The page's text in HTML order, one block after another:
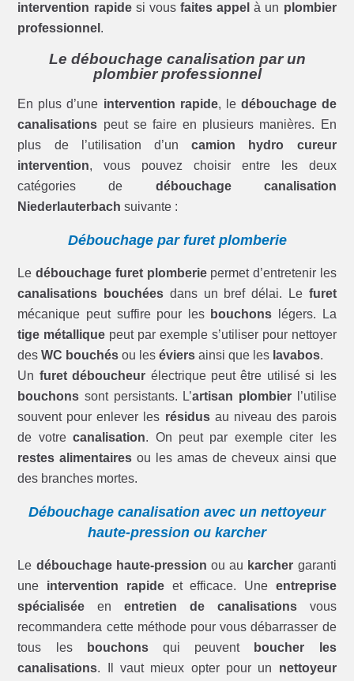
intervention rapidesi vousfaites appel à un plombier
professionnel .
Le débouchage canalisation par un
plombier professionnel
En plus d’une intervention rapide, le débouchage de
canalisations peut se faire en plusieurs manières. En
plus de l’utilisation d’uncamion hydro cureur
intervention, vous pouvez choisir entre les deux
catégories de débouchage canalisation
Niederlauterbach suivante :
Débouchage par furet plomberie
Ledébouchage furet plomberiepermet d’entretenir les
canalisations bouchées dans un bref délai. Le furet
mécanique peut suffire pour les bouchons légers. La
tige métallique peut par exemple s’utiliser pour nettoyer
desWC bouchés ou leséviers ainsi que les lavabos.
Un furet déboucheur électrique peut être utilisé si les
bouchons sont persistants. L’artisan plombierl’utilise
souvent pour enlever les résidusau niveau des parois
de votrecanalisation. On peut par exemple citer les
restes alimentaires ou les amas de cheveux ainsi que
des branches mortes.
Débouchage canalisation avec un nettoyeur
haute-pression ou karcher
Le débouchage haute-pression ou au karcher garanti
une intervention rapideet efficace. Une entreprise
spécialisée enentretien de canalisationsvous
recommandera cette méthode pour vous débarrasser de
tous les
bouchonsqui peuvent
boucher les
canalisations. Il vaut mieux opter pour un nettoyeur